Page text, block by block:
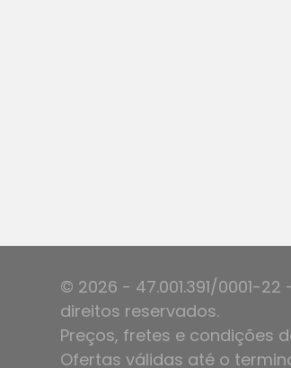
© 2026 - 47.001.391/0001-22 -
direitos reservados.
Preços, fretes e condições
Ofertas válidas até o